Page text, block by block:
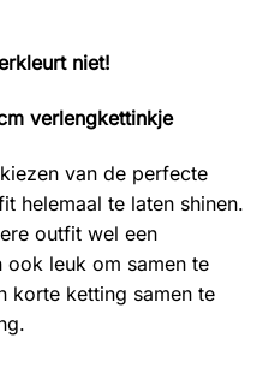
niet!
verlengkettinkje
van de perfecte
helemaal te laten shinen.
outfit wel een
ook leuk om samen te
korte ketting samen te